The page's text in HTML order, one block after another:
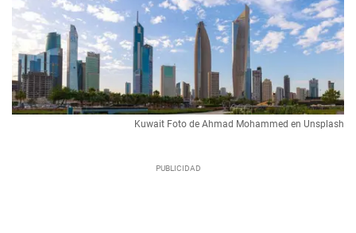
Kuwait Foto de Ahmad Mohammed en Unsplash